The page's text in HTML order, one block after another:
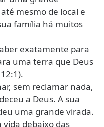
mesmo de local e
família há muitos
exatamente para
uma terra que Deus
sem reclamar nada,
a Deus. A sua
uma grande virada.
vida debaixo das